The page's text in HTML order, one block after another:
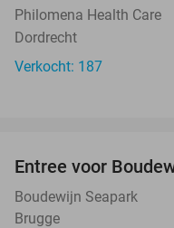
Philomena Health Care
Dordrecht
Verkocht: 187
Entree voor
Boudewijn Seapark
Brugge